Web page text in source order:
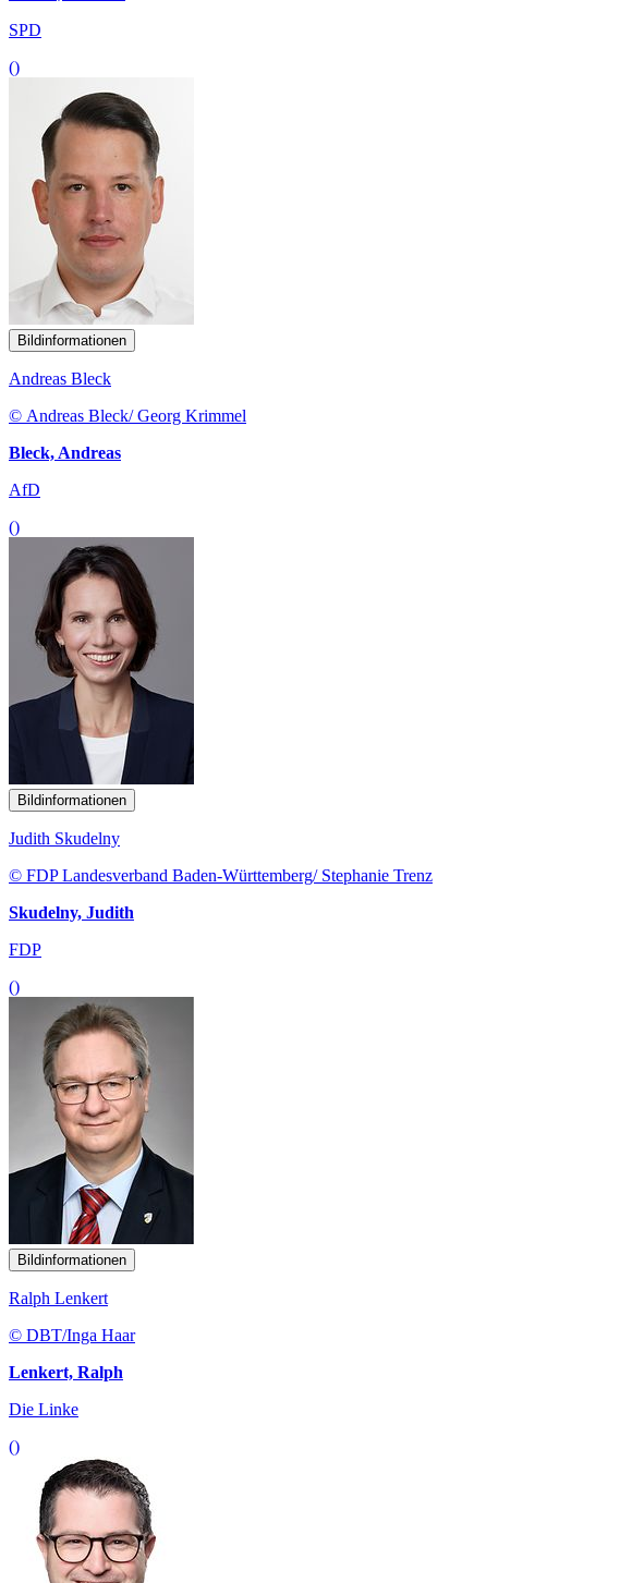
SPD
()
Bildinformationen
Andreas Bleck
© Andreas Bleck/ Georg Krimmel
Bleck, Andreas
AfD
()
Bildinformationen
Judith Skudelny
© FDP Landesverband Baden-Württemberg/ Stephanie Trenz
Skudelny, Judith
FDP
()
Bildinformationen
Ralph Lenkert
© DBT/Inga Haar
Lenkert, Ralph
Die Linke
()